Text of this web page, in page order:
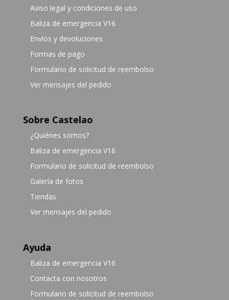
Aviso legal y condiciones de uso
Baliza de emergencia V16
Envíos y devoluciones
Formas de pago
Formulario de solicitud de reembolso
Ver mensajes del pedido
Sobre Castelao
¿Quiénes somos?
Baliza de emergencia V16
Formulario de solicitud de reembolso
Galería de fotos
Tiendas
Ver mensajes del pedido
Ayuda
Baliza de emergencia V16
Contacta con nosotros
Formulario de solicitud de reembolso